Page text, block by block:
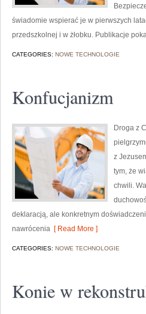
świadomie wspierać je w pierwszych
przedszkolnej i w żłobku. Publikacje
CATEGORIES: NOWE TECHNOLOGIE
Konfucjanizm
Droga z
z
tym, że
chwili.
deklaracją, ale konkretnym
nawrócenia [ Read More ]
CATEGORIES: NOWE TECHNOLOGIE
Konie w